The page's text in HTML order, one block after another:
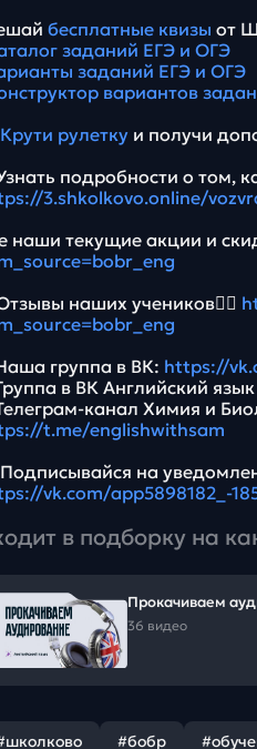
бесплатные квизы от
заданий ЕГЭ и ОГЭ
заданий ЕГЭ и ОГЭ
вариантов
Крути рулетку и получи
подробности о том,
3.shkolkovo.online/
наши текущие акции и
наших учеников👉🏻
группа в ВК: https://
в ВК Английский
канал Химия и
t.me/englishwithsam
на
vk.com/app5898182_-
в подборку на
Прокачиваем
36 видео
#бобр